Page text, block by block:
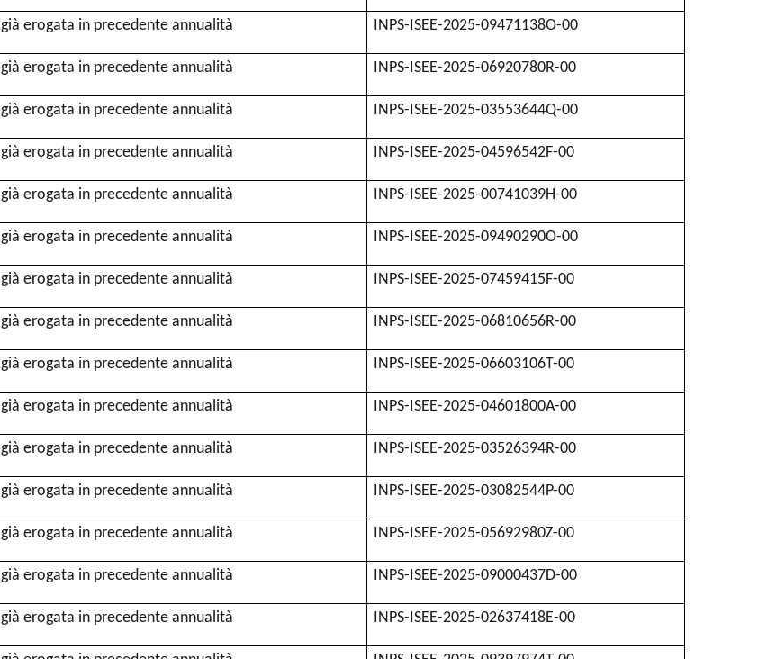
già erogata in precedente annualità INPS-ISEE-2025-09471138O-00
già erogata in precedente annualità INPS-ISEE-2025-06920780R-00
già erogata in precedente annualità INPS-ISEE-2025-03553644Q-00
già erogata in precedente annualità INPS-ISEE-2025-04596542F-00
già erogata in precedente annualità INPS-ISEE-2025-00741039H-00
già erogata in precedente annualità INPS-ISEE-2025-09490290O-00
già erogata in precedente annualità INPS-ISEE-2025-07459415F-00
già erogata in precedente annualità INPS-ISEE-2025-06810656R-00
già erogata in precedente annualità INPS-ISEE-2025-06603106T-00
già erogata in precedente annualità INPS-ISEE-2025-04601800A-00
già erogata in precedente annualità INPS-ISEE-2025-03526394R-00
già erogata in precedente annualità INPS-ISEE-2025-03082544P-00
già erogata in precedente annualità INPS-ISEE-2025-05692980Z-00
già erogata in precedente annualità INPS-ISEE-2025-09000437D-00
già erogata in precedente annualità INPS-ISEE-2025-02637418E-00